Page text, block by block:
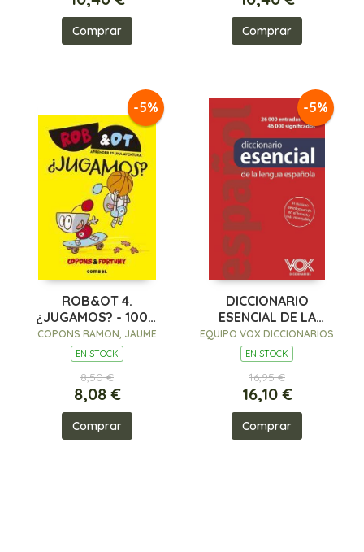
Comprar Comprar
-5%
ROB&OT 4.
¿JUGAMOS? - 100%
PEFC
COPONS RAMON, JAUME
EN STOCK
8,50 €
8,08 €
Comprar
-5%
DICCIONARIO
ESENCIAL DE LA
LENGUA ESPAÑOLA
EQUIPO VOX DICCIONARIOS
EN STOCK
16,95 €
16,10 €
Comprar